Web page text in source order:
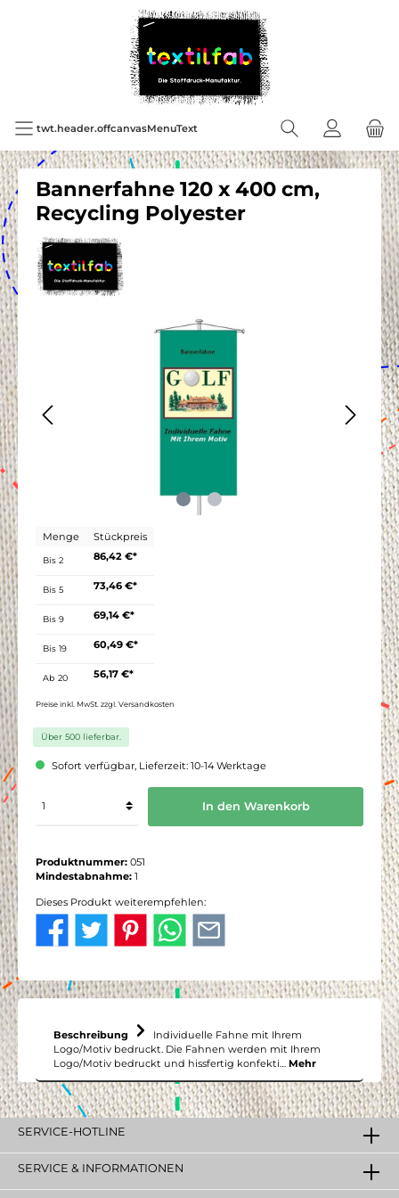
twt.header.offcanvasMenuText
Bannerfahne 120 x 400 cm,
Recycling Polyester
Menge Stückpreis
Bis 2 86,42 €*
Bis 5 73,46 €*
Bis 9 69,14 €*
Bis 19 60,49 €*
Ab 20 56,17 €*
Preise inkl. MwSt. zzgl. Versandkosten
Über 500 lieferbar.
Sofort verfügbar, Lieferzeit: 10-14 Werktage
In den Warenkorb
Produktnummer: 051
Mindestabnahme: 1
Dieses Produkt weiterempfehlen:
Beschreibung
Individuelle Fahne mit Ihrem
Logo/Motiv bedruckt. Die Fahnen werden mit Ihrem
Logo/Motiv bedruckt und hissfertig konfekti… Mehr
SERVICE-HOTLINE
SERVICE & INFORMATIONEN